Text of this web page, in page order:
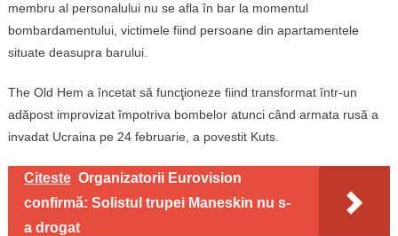
membru al personalului nu se afla în bar la momentul
bombardamentului, victimele fiind persoane din apartamentele
situate deasupra barului.
The Old Hem a încetat să funcţioneze fiind transformat într-un
adăpost improvizat împotriva bombelor atunci când armata rusă a
invadat Ucraina pe 24 februarie, a povestit Kuts.
Citeste Organizatorii Eurovision
confirmă: Solistul trupei Maneskin nu s-
a drogat